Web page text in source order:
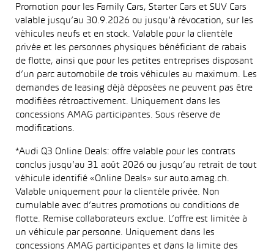
Promotion pour les Family Cars, Starter Cars et SUV Cars
valable jusqu’au 30.9.2026 ou jusqu’à révocation, sur les
véhicules neufs et en stock. Valable pour la clientèle
privée et les personnes physiques bénéficiant de rabais
de flotte, ainsi que pour les petites entreprises disposant
d’un parc automobile de trois véhicules au maximum. Les
demandes de leasing déjà déposées ne peuvent pas être
modifiées rétroactivement. Uniquement dans les
concessions AMAG participantes. Sous réserve de
modifications.
*Audi Q3 Online Deals: offre valable pour les contrats
conclus jusqu’au 31 août 2026 ou jusqu’au retrait de tout
véhicule identifié «Online Deals» sur auto.amag.ch.
Valable uniquement pour la clientèle privée. Non
cumulable avec d’autres promotions ou conditions de
flotte. Remise collaborateurs exclue. L’offre est limitée à
un véhicule par personne. Uniquement dans les
concessions AMAG participantes et dans la limite des